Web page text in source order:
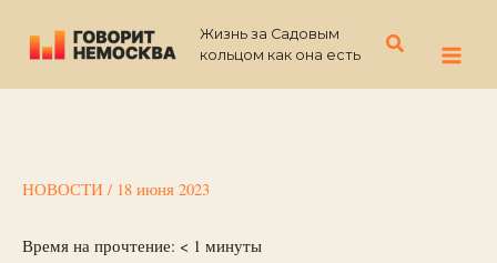
содержимому
Жизнь за Садовым
кольцом как она есть
Поиск
НОВОСТИ / 18 июня 2023
Время на прочтение: < 1 минуты